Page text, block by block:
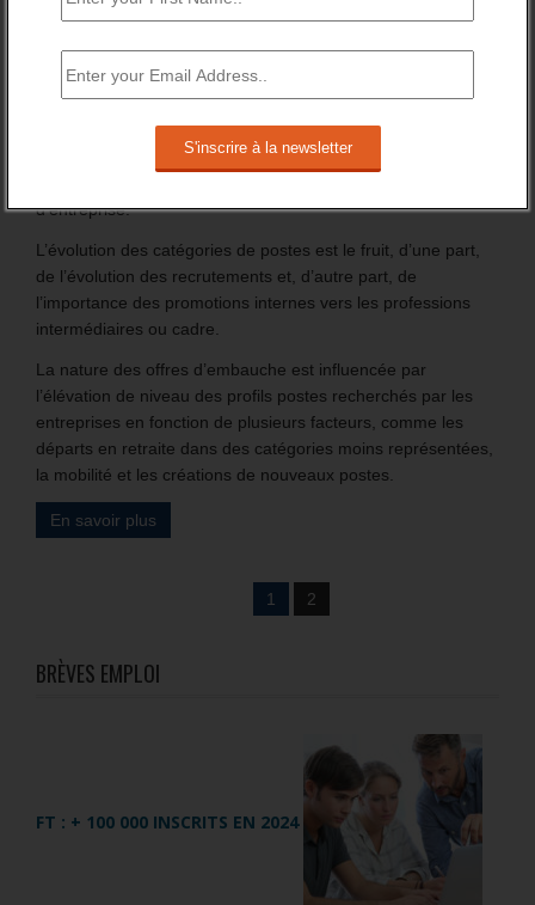
Daniel Lamar
La répartition des personnes en emploi, selon le groupe
socioprofessionnel a beaucoup évolué. Parmi les personnes
en emploi (salariés ou indépendants) en 2022, 46% étaient
des cadres ou des professions intermédiaires, 45% des
employées ou des ouvriers et 8% des agriculteurs
d’entreprise.
L’évolution des catégories de postes est le fruit, d’une part,
de l’évolution des recrutements et, d’autre part, de
l’importance des promotions internes vers les professions
intermédiaires ou cadre.
La nature des offres d’embauche est influencée par
l’élévation de niveau des profils postes recherchés par les
entreprises en fonction de plusieurs facteurs, comme les
départs en retraite dans des catégories moins représentées,
la mobilité et les créations de nouveaux postes.
En savoir plus
1 2
BRÈVES EMPLOI
FT : + 100 000 INSCRITS EN 2024